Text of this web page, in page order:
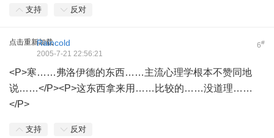
支持 反对
点击重新加载 6#
Raincold
2005-7-21 22:56:21
<P>寒……弗洛伊德的东西……主流心理学根本不赞同地
说……</P><P>这东西拿来用……比较的……没道理……
</P>
支持 反对